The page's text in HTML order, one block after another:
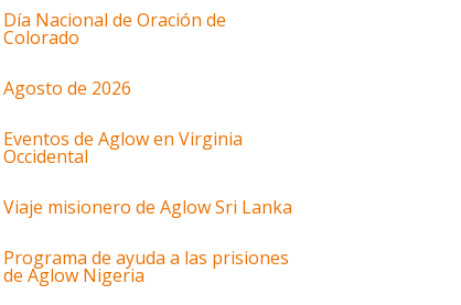
Día Nacional de Oración de
Colorado
Agosto de 2026
Eventos de Aglow en Virginia
Occidental
Viaje misionero de Aglow Sri Lanka
Programa de ayuda a las prisiones
de Aglow Nigeria